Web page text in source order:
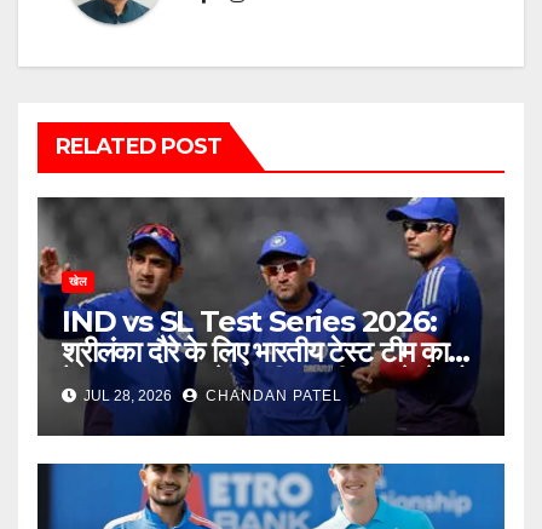
RELATED POST
खेल
IND vs SL Test Series 2026:
श्रीलंका दौरे के लिए भारतीय टेस्ट टीम का
ऐलान, बुमराह-जडेजा की वापसी, नए चेहरे को
मिला बड़ा मौका
JUL 28, 2026 CHANDAN PATEL